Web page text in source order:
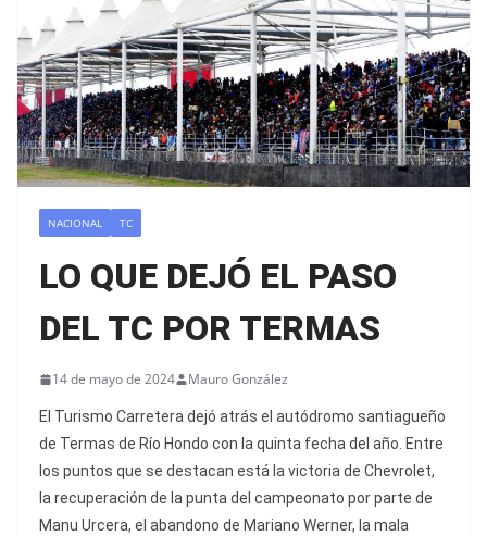
NACIONAL TC
LO QUE DEJÓ EL PASO
DEL TC POR TERMAS
14 de mayo de 2024 Mauro González
El Turismo Carretera dejó atrás el autódromo santiagueño
de Termas de Río Hondo con la quinta fecha del año. Entre
los puntos que se destacan está la victoria de Chevrolet,
la recuperación de la punta del campeonato por parte de
Manu Urcera, el abandono de Mariano Werner, la mala